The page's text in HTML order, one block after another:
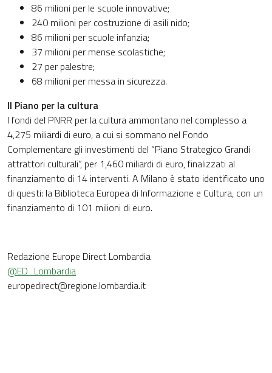
86 milioni per le scuole innovative;
240 milioni per costruzione di asili nido;
86 milioni per scuole infanzia;
37 milioni per mense scolastiche;
27 per palestre;
68 milioni per messa in sicurezza.
Il Piano per la cultura
I fondi del PNRR per la cultura ammontano nel complesso a
4,275 miliardi di euro, a cui si sommano nel Fondo
Complementare gli investimenti del “Piano Strategico Grandi
attrattori culturali”, per 1,460 miliardi di euro, finalizzati al
finanziamento di 14 interventi. A Milano è stato identificato uno
di questi: la Biblioteca Europea di Informazione e Cultura, con un
finanziamento di 101 milioni di euro.
Redazione Europe Direct Lombardia
@ED_Lombardia
europedirect@regione.lombardia.it